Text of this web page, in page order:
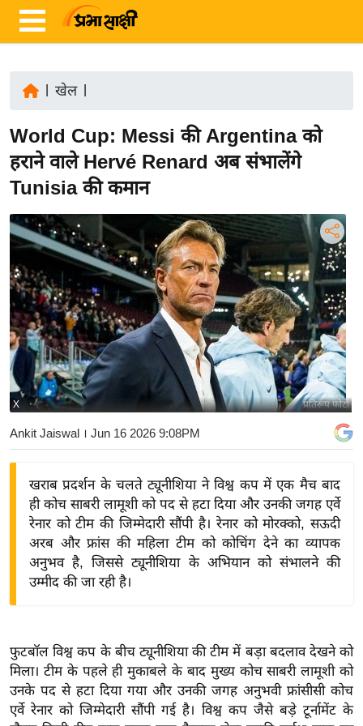
ज़ा
ख
ब
र
रा
ष्ट्री
य
अं
त
र्रा
ष्ट्री
य
बि
ज़
ने
द्यो
शे
ष
ज्ञ
रा
खेल|
World Cup: Messi की Argentina को
हराने वाले Hervé Renard अब संभालेंगे
Tunisia की कमान
प्रतिरूप फोटो
X
Ankit Jaiswal । Jun 16 2026 9:08PM
खराब प्रदर्शन के चलते ट्यूनीशिया ने विश्व कप में एक मैच बाद
ही कोच साबरी लामूशी को पद से हटा दिया और उनकी जगह एर्वे
रेनार को टीम की जिम्मेदारी सौंपी है। रेनार को मोरक्को, सऊदी
अरब और फ्रांस की महिला टीम को कोचिंग देने का व्यापक
अनुभव है, जिससे ट्यूनीशिया के अभियान को संभालने की
उम्मीद की जा रही है।
फुटबॉल विश्व कप के बीच ट्यूनीशिया की टीम में बड़ा बदलाव देखने को
मिला। टीम के पहले ही मुकाबले के बाद मुख्य कोच साबरी लामूशी को
उनके पद से हटा दिया गया और उनकी जगह अनुभवी फ्रांसीसी कोच
एर्वे रेनार को जिम्मेदारी सौंपी गई है। विश्व कप जैसे बड़े टूर्नामेंट के